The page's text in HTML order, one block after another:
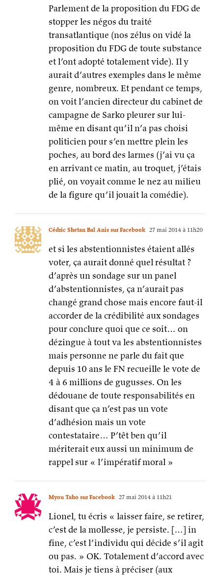
genre, nombreux. Et pendant ce temps,
on voit l’ancien directeur du cabinet de
campagne de Sarko pleurer sur lui-
même en disant qu’il n’a pas choisi
politicien pour s’en mettre plein les
poches, au bord des larmes (j’ai vu ça
en arrivant ce matin, au troquet, j’étais
plié, on voyait comme le nez au milieu
de la figure qu’il jouait la comédie).
Cédric Shetan Bal Anis sur Facebook 27 mai 2014 à 11h20
et si les abstentionnistes étaient allés
voter, ça aurait donné quel résultat ?
d’après un sondage sur un panel
accorder de la crédibilité aux sondages
pour conclure quoi que ce soit… on
dézingue à tout va les abstentionnistes
mais personne ne parle du fait que
depuis 10 ans le FN recueille le vote de
4 à 6 millions de gugusses. On les
dédouane de toute responsabilités en
disant que ça n’est pas un vote
d’adhésion mais un vote
contestataire… P’têt ben qu’il
mériterait eux aussi un minimum de
rappel sur « l’impératif moral »
Myou Taho sur Facebook
Lionel, tu écris « laisser faire, se retirer,
c’est de la mollesse, je persiste. […] in
fine, c’est l’individu qui décide s’il agit
électeurs comme aux élus, et avant tout
aux citoyens) que l’action politique et
la participation démocratique ne
s’arrête pas au vote. Et de loin. Le plus
imparfait dans la démocratie, c’est bien
le vote, puisque c’est à ce moment là